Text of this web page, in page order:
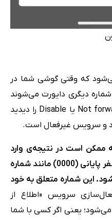
که وقتی گوشی شما در
دیگری دایورت می‌شوند
یا خیر. اگر در پیام کلمه‌ی Not forwarded یا Disable را دیدید
و سرویس غیرفعال است.
ممکن است در نتیجه‌ی وارد
کردن این کد، شماره‌ای با چهار صفر پایانی (0000) مانند شماره
داده شود. این شماره متعلق به خود
سرویس «اطلاع از
یعنی اگر کسی با شما